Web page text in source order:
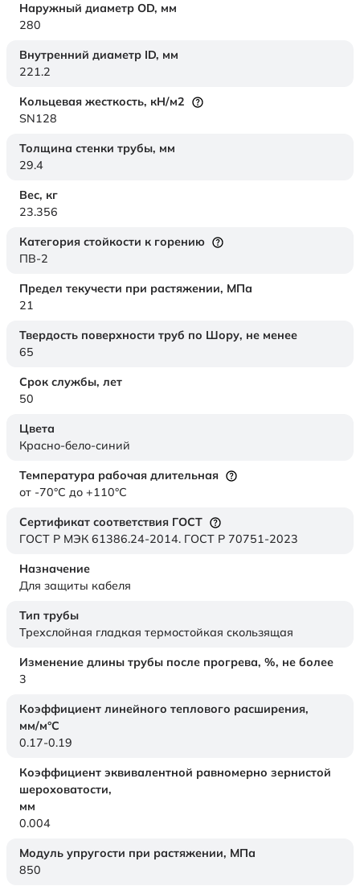
Наружный диаметр OD, мм
280
Внутренний диаметр ID, мм
221.2
Кольцевая жесткость, кН/м2
SN128
Толщина стенки трубы, мм
29.4
Вес, кг
23.356
Категория стойкости к горению
ПВ-2
Предел текучести при растяжении, МПа
21
Твердость поверхности труб по Шору, не менее
65
Срок службы, лет
50
Цвета
Красно-бело-синий
Температура рабочая длительная
от -70°C до +110°C
Сертификат соответствия ГОСТ
ГОСТ Р МЭК 61386.24-2014. ГОСТ Р 70751-2023
Назначение
Для защиты кабеля
Тип трубы
Трехслойная гладкая термостойкая скользящая
Изменение длины трубы после прогрева, %, не более
3
Коэффициент линейного теплового расширения,
мм/м°С
0.17-0.19
Коэффициент эквивалентной равномерно зернистой
шероховатости,
мм
0.004
Модуль упругости при растяжении, МПа
850